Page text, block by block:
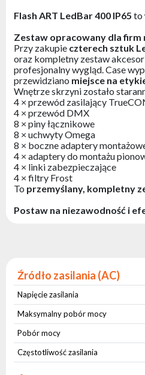
Flash ART LedBar 400 IP65 to
Zestaw opracowany dla firm
Przy zakupie czterech sztuk
oraz kompletny zestaw
profesjonalny wygląd. Case
przewidziano miejsce na
Wnętrze skrzyni zostało
4 × przewód zasilający
4 × przewód DMX
8 × piny łącznikowe
8 × uchwyty Omega
8 × boczne adaptery
4 × adaptery do montażu
4 × linki zabezpieczające
4 × filtry Frost
To przemyślany, kompletny
Postaw na niezawodność i
Źródło zasilania (AC)
Napięcie zasilania
Maksymalny pobór mocy
Pobór mocy
Częstotliwość zasilania